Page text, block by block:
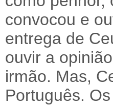
convocou e
entrega de
ouvir a
irmão. Mas,
Português.